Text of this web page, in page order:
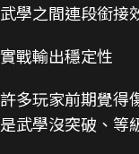
武學之間連段銜接
實戰輸出穩定性
許多玩家前期覺得
是武學沒突破、等